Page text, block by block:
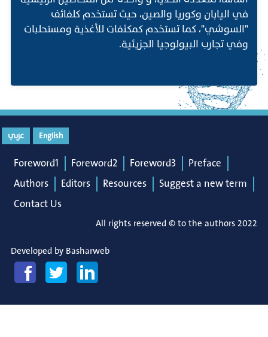
في اليابان وكوريا والصين، حيث تستخدم كلفائف
"السوشي"، كما تستخدم كمكثفات للأغذية ومستحلبات
وفي تجارب البيولوجيا الجزيئية.
English عربي
Foreword1 Foreword2 Foreword3
Preface
Authors
Editors Resources
Suggest a new term
Contact Us
All rights reserved © to the authors 2022
Developed by Basharweb